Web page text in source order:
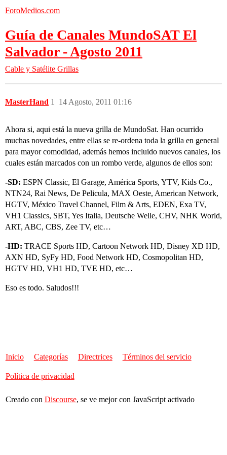
ForoMedios.com
Guía de Canales MundoSAT El
Salvador - Agosto 2011
Cable y Satélite Grillas
MasterHand 14 Agosto, 2011 01:16
1
Ahora si, aqui está la nueva grilla de MundoSat. Han ocurrido
muchas novedades, entre ellas se re-ordena toda la grilla en general
para mayor comodidad, además hemos incluido nuevos canales, los
cuales están marcados con un rombo verde, algunos de ellos son:
-SD: ESPN Classic, El Garage, América Sports, YTV, Kids Co.,
NTN24, Rai News, De Pelicula, MAX Oeste, American Network,
HGTV, México Travel Channel, Film & Arts, EDEN, Exa TV,
VH1 Classics, SBT, Yes Italia, Deutsche Welle, CHV, NHK World,
ART, ABC, CBS, Zee TV, etc…
-HD: TRACE Sports HD, Cartoon Network HD, Disney XD HD,
AXN HD, SyFy HD, Food Network HD, Cosmopolitan HD,
HGTV HD, VH1 HD, TVE HD, etc…
Eso es todo. Saludos!!!
Inicio Categorías Directrices Términos del servicio
Política de privacidad
Creado con Discourse, se ve mejor con JavaScript activado